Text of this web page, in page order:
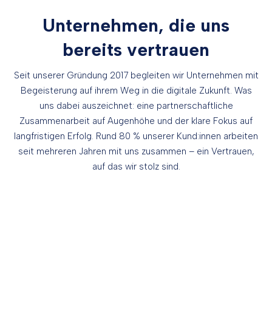
Unternehmen, die uns
bereits vertrauen
Seit unserer Gründung 2017 begleiten wir Unternehmen mit
Begeisterung auf ihrem Weg in die digitale Zukunft. Was
uns dabei auszeichnet: eine partnerschaftliche
Zusammenarbeit auf Augenhöhe und der klare Fokus auf
langfristigen Erfolg. Rund 80 % unserer Kund:innen arbeiten
seit mehreren Jahren mit uns zusammen – ein Vertrauen,
auf das wir stolz sind.